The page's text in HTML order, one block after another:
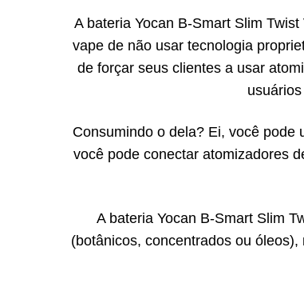
A bateria Yocan B-Smart Slim
vape de não usar tecnologia
de forçar seus clientes a usar
Consumindo o dela? Ei, você pode
você pode conectar atomizadores
A bateria Yocan B-Smart Slim
(botânicos, concentrados ou